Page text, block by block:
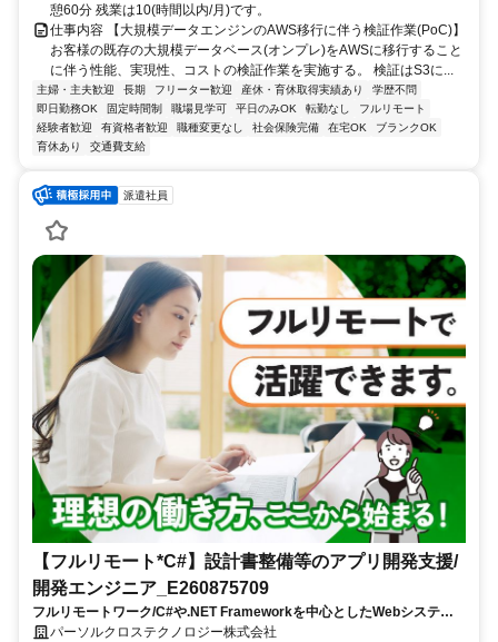
憩60分 残業は10(時間以内/月)です。
仕事内容 【大規模データエンジンのAWS移行に伴う検証作業(PoC)】
お客様の既存の大規模データベース(オンプレ)をAWSに移行すること
に伴う性能、実現性、コストの検証作業を実施する。 検証はS3に...
主婦・主夫歓迎 長期 フリーター歓迎 産休・育休取得実績あり
学歴不問
即日勤務OK
固定時間制 職場見学可 平日のみOK 転勤なし
フルリモート
経験者歓迎
有資格者歓迎 職種変更なし 社会保険完備 在宅OK
ブランクOK
育休あり
交通費支給
派遣社員
【フルリモート*C#】設計書整備等のアプリ開発支援/
開発エンジニア_E260875709
フルリモートワーク/C#や.NET Frameworkを中心としたWebシステム
の設計に携われる/既存システムの解析〜設計書作成まで担当でき、設計
パーソルクロステクノロジー株式会社